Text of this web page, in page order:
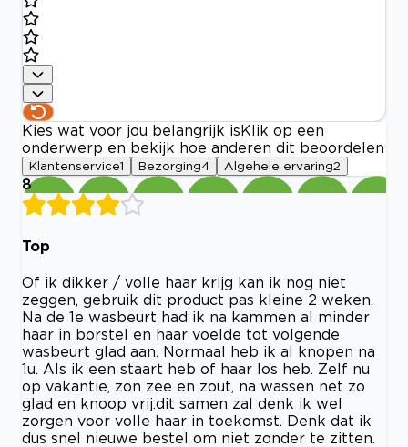
Kies wat voor jou belangrijk is Klik op een
onderwerp en bekijk hoe anderen dit beoordelen
Klantenservice1 Bezorging4 Algehele ervaring2
8
Top
Of ik dikker / volle haar krijg kan ik nog niet
zeggen, gebruik dit product pas kleine 2 weken.
Na de 1e wasbeurt had ik na kammen al minder
haar in borstel en haar voelde tot volgende
wasbeurt glad aan. Normaal heb ik al knopen na
1u. Als ik een staart heb of haar los heb. Zelf nu
op vakantie, zon zee en zout, na wassen net zo
glad en knoop vrij.dit samen zal denk ik wel
zorgen voor volle haar in toekomst. Denk dat ik
dus snel nieuwe bestel om niet zonder te zitten.